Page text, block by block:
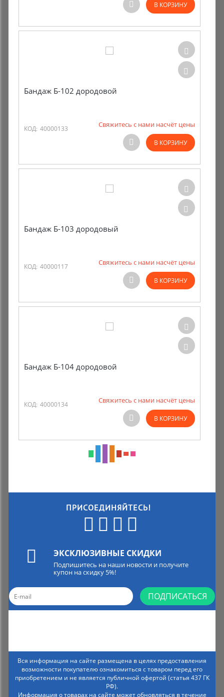
В КОРЗИНУ
Бандаж Б-102 дородовой
КОД: 40000133 Свяжитесь с нами насчёт цены
В КОРЗИНУ
Бандаж Б-103 дородовый
КОД: 40000117 Свяжитесь с нами насчёт цены
В КОРЗИНУ
Бандаж Б-104 дородовой
КОД: 40000134 Свяжитесь с нами насчёт цены
В КОРЗИНУ
ПРИСОЕДИНЯЙТЕСЬ!
ЭКСКЛЮЗИВНЫЕ СКИДКИ
Подпишитесь на наши новости и получите
купон на скидку 5%!
ПОДПИСАТЬСЯ
Вся информация на сайте размещена в целях предоставления
возможности покупателю ознакомиться с товаром перед его
приобретением и не является публичной офертой (статья 437 ГК
РФ).
Информация о товарах на сайте может обновляться в течение